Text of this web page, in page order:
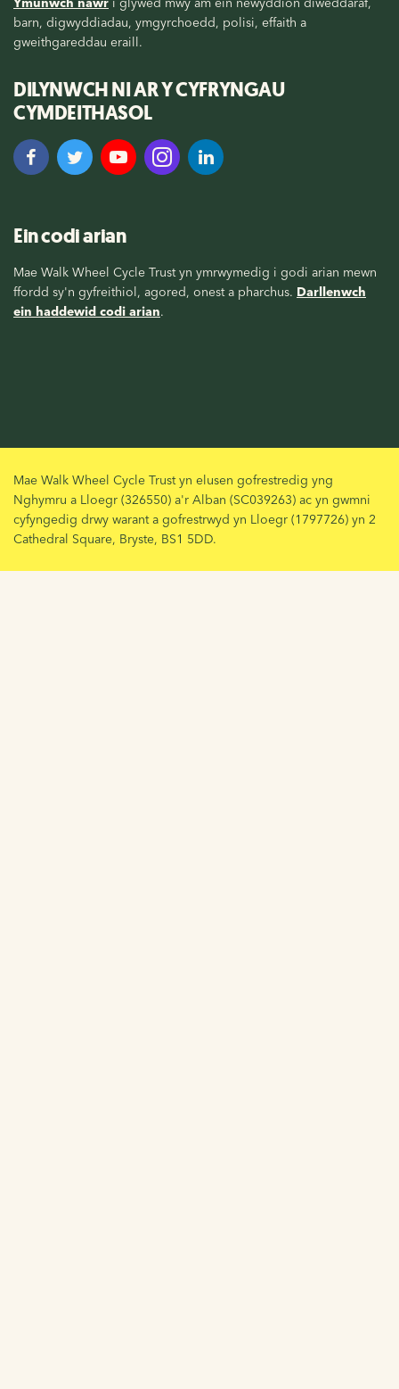
barn, digwyddiadau, ymgyrchoedd, polisi, effaith a
gweithgareddau eraill.
DILYNWCH NI AR Y CYFRYNGAU
CYMDEITHASOL
Ein codi arian
Mae Walk Wheel Cycle Trust yn ymrwymedig i godi arian mewn
ffordd sy'n gyfreithiol, agored, onest a pharchus. Darllenwch
ein haddewid codi arian.
Mae Walk Wheel Cycle Trust yn elusen gofrestredig yng
Nghymru a Lloegr (326550) a'r Alban (SC039263) ac yn gwmni
cyfyngedig drwy warant a gofrestrwyd yn Lloegr (1797726) yn 2
Cathedral Square, Bryste, BS1 5DD.